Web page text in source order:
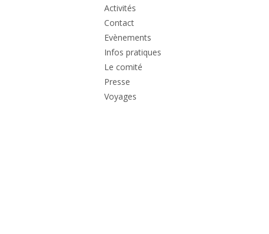
Activités
Contact
Evènements
Infos pratiques
Le comité
Presse
Voyages